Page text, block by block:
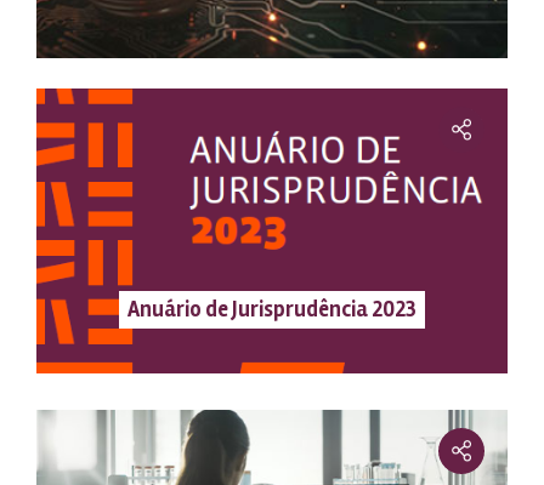
Anuário de Jurisprudência 2023